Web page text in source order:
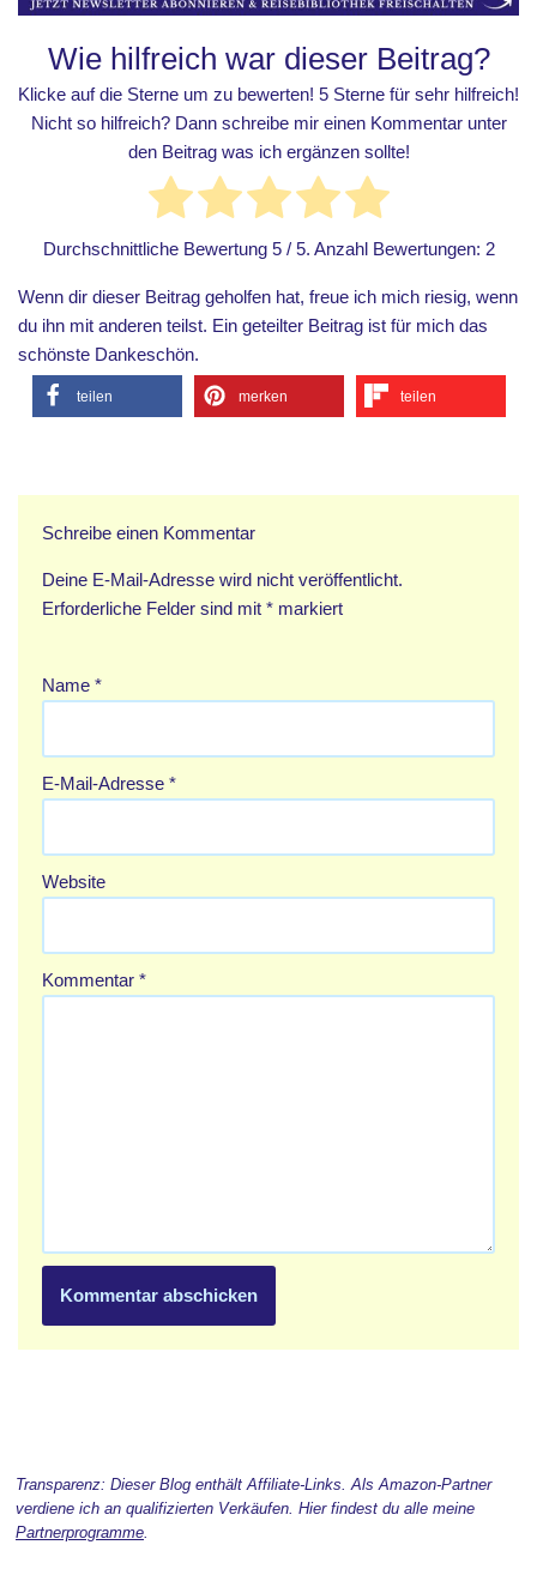
Wie hilfreich war dieser Beitrag?
Klicke auf die Sterne um zu bewerten! 5 Sterne für sehr hilfreich!
Nicht so hilfreich? Dann schreibe mir einen Kommentar unter
den Beitrag was ich ergänzen sollte!
Durchschnittliche Bewertung 5/ 5. Anzahl Bewertungen: 2
Wenn dir dieser Beitrag geholfen hat, freue ich mich riesig, wenn
du ihn mit anderen teilst. Ein geteilter Beitrag ist für mich das
schönste Dankeschön.
teilen merken teilen
Schreibe einen Kommentar
Deine E-Mail-Adresse wird nicht veröffentlicht.
Erforderliche Felder sind mit * markiert
Name *
E-Mail-Adresse *
Website
Kommentar *
Transparenz: Dieser Blog enthält Affiliate-Links. Als Amazon-Partner
verdiene ich an qualifizierten Verkäufen. Hier findest du alle meine
Partnerprogramme.